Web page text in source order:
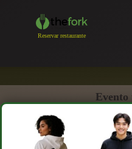
Reservar restaurante